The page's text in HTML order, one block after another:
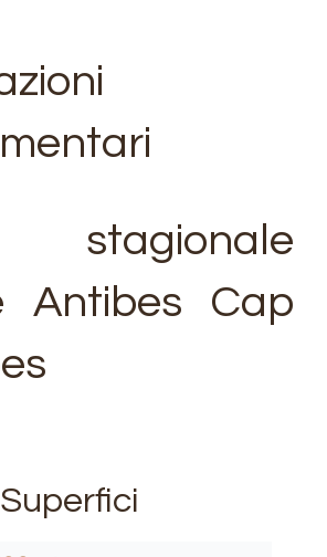
stagionale
Antibes Cap
Superfici